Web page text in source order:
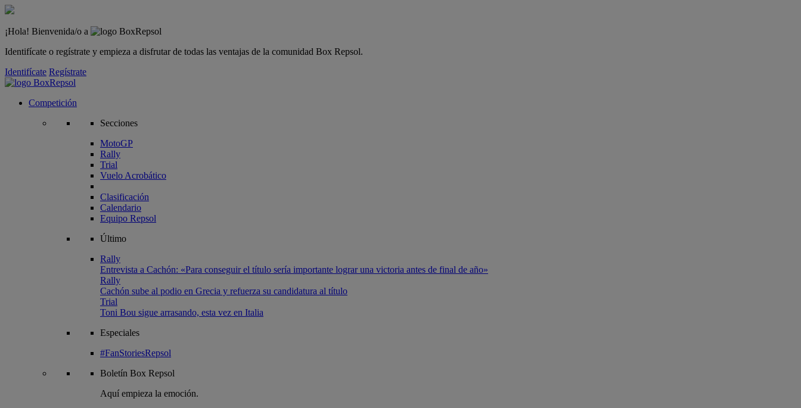
¡Hola! Bienvenida/o a
Identifícate o regístrate y empieza a disfrutar de todas las ventajas de la comunidad Box Repsol.
Identifícate Regístrate
Competición
Secciones
MotoGP
Rally
Trial
Vuelo Acrobático
Clasificación
Calendario
Equipo Repsol
Último
Rally
Entrevista a Cachón: «Para conseguir el título sería importante lograr una victoria antes de final de año»
Rally
Cachón sube al podio en Grecia y refuerza su candidatura al título
Trial
Toni Bou sigue arrasando, esta vez en Italia
Especiales
#FanStoriesRepsol
Boletín Box Repsol
Aquí empieza la emoción.